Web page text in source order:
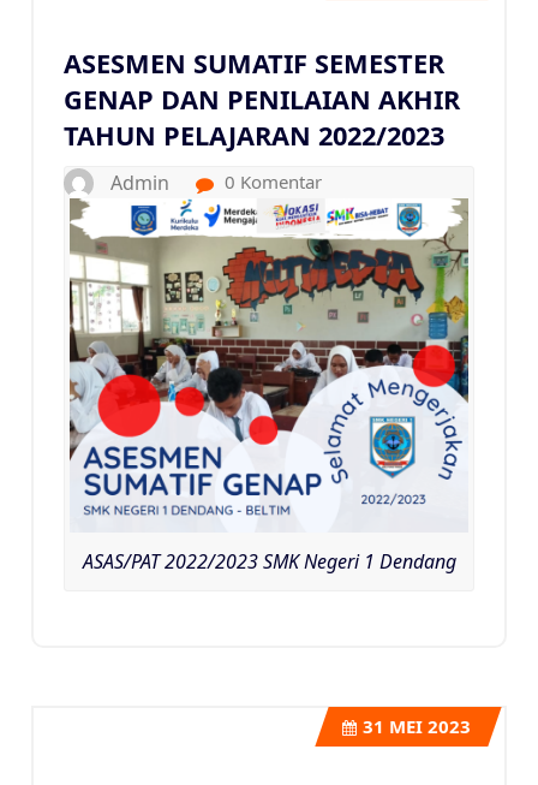
ASESMEN SUMATIF SEMESTER
GENAP DAN PENILAIAN AKHIR
TAHUN PELAJARAN 2022/2023
Admin 0 Komentar
ASAS/PAT 2022/2023 SMK Negeri 1 Dendang
31 MEI 2023